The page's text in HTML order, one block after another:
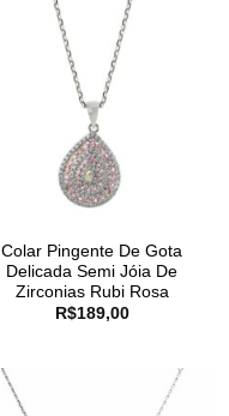
Colar Pingente De Gota
Delicada Semi Jóia De
Zirconias Rubi Rosa
R$189,00